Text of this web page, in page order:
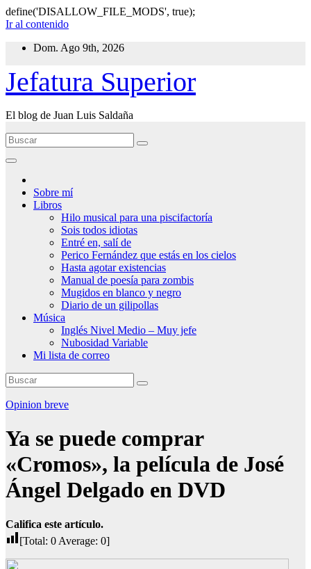
define('DISALLOW_FILE_MODS', true);
Ir al contenido
Dom. Ago 9th, 2026
Jefatura Superior
El blog de Juan Luis Saldaña
Sobre mí
Libros
Hilo musical para una piscifactoría
Sois todos idiotas
Entré en, salí de
Perico Fernández que estás en los cielos
Hasta agotar existencias
Manual de poesía para zombis
Mugidos en blanco y negro
Diario de un gilipollas
Música
Inglés Nivel Medio – Muy jefe
Nubosidad Variable
Mi lista de correo
Opinion breve
Ya se puede comprar
«Cromos», la película de José
Ángel Delgado en DVD
Califica este artículo.
[Total: 0 Average: 0]